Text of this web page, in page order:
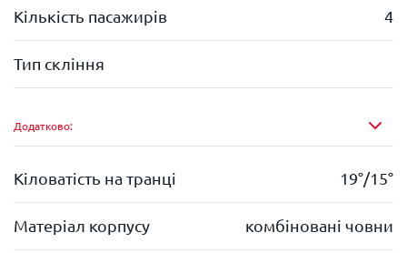
Кількість пасажирів 4
Тип скління
Додатково:
Кіловатість на транці 19°/15°
Матеріал корпусу комбіновані човни